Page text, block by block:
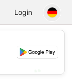
Login